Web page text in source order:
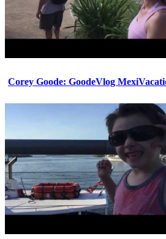
Corey Goode: GoodeVlog